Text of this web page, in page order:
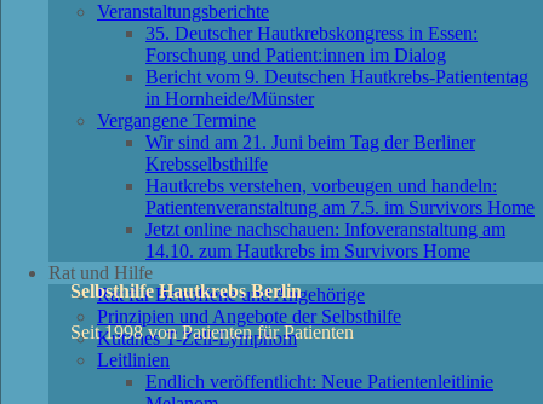
Veranstaltungsberichte
35. Deutscher Hautkrebskongress in Essen:
Forschung und Patient:innen im Dialog
Bericht vom 9. Deutschen Hautkrebs-Patiententag
in Hornheide/Münster
Vergangene Termine
Wir sind am 21. Juni beim Tag der Berliner
Krebsselbsthilfe
Hautkrebs verstehen, vorbeugen und handeln:
Patientenveranstaltung am 7.5. im Survivors Home
Jetzt online nachschauen: Infoveranstaltung am
14.10. zum Hautkrebs im Survivors Home
Rat und Hilfe
Rat für Betroffene und Angehörige
Prinzipien und Angebote der Selbsthilfe
Kutanes T-Zell-Lymphom
Leitlinien
Endlich veröffentlicht: Neue Patientenleitlinie
Selbsthilfe Hautkrebs Berlin
Seit 1998 von Patienten für Patienten